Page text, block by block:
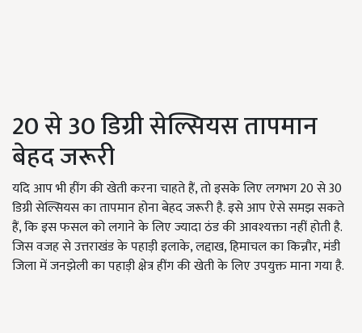
20 से 30 डिग्री सेल्सियस तापमान
बेहद जरूरी
यदि आप भी हींग की खेती करना चाहते हैं, तो इसके लिए लगभग 20 से 30
डिग्री सेल्सियस का तापमान होना बेहद जरूरी है. इसे आप ऐसे समझ सकते
हैं, कि इस फसल को लगाने के लिए ज्यादा ठंड की आवश्यक्ता नहीं होती है.
जिस वजह से उत्तराखंड के पहाड़ी इलाके, लद्दाख, हिमाचल का किन्नौर, मंडी
जिला में जनझेली का पहाड़ी क्षेत्र हींग की खेती के लिए उपयुक्त माना गया है.